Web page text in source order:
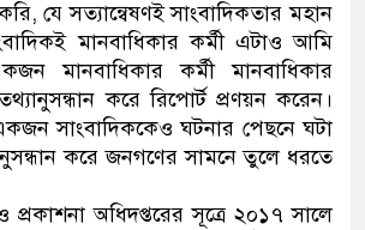
যে সত্যান্বেষণই সাংবাদিকতার মহান
মানবাধিকার কর্মী এটাও আমি
মানবাধিকার কর্মী মানবাধিকার
করে রিপোর্ট প্রণয়ন করেন।
সাংবাদিককেও ঘটনার পেছনে ঘটা
করে জনগণের সামনে তুলে ধরতে
প্রকাশনা অধিদপ্তরের সূত্রে ২০১৭ সালে